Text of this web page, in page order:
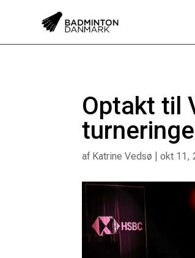
Optakt til
af Katrine Vedsø |okt 11,